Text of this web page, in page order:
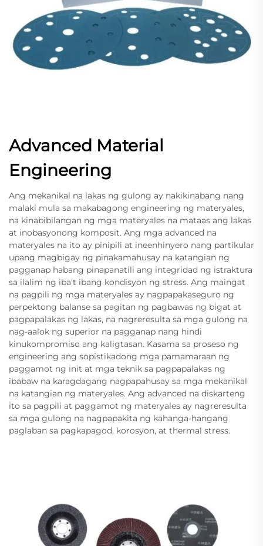
Advanced Material
Engineering
Ang mekanikal na lakas ng gulong ay nakikinabang nang
malaki mula sa makabagong engineering ng materyales,
na kinabibilangan ng mga materyales na mataas ang lakas
at inobasyonong komposit. Ang mga advanced na
materyales na ito ay pinipili at ineenhinyero nang partikular
upang magbigay ng pinakamahusay na katangian ng
pagganap habang pinapanatili ang integridad ng istraktura
sa ilalim ng iba't ibang kondisyon ng stress. Ang maingat
na pagpili ng mga materyales ay nagpapakaseguro ng
perpektong balanse sa pagitan ng pagbawas ng bigat at
pagpapalakas ng lakas, na nagreresulta sa mga gulong na
nag-aalok ng superior na pagganap nang hindi
kinukompromiso ang kaligtasan. Kasama sa proseso ng
engineering ang sopistikadong mga pamamaraan ng
paggamot ng init at mga teknik sa pagpapalakas ng
ibabaw na karagdagang nagpapahusay sa mga mekanikal
na katangian ng materyales. Ang advanced na diskarteng
ito sa pagpili at paggamot ng materyales ay nagreresulta
sa mga gulong na nagpapakita ng kahanga-hangang
paglaban sa pagkapagod, korosyon, at thermal stress.